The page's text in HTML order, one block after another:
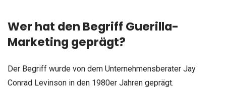
Wer hat den Begriff Guerilla-
Marketing geprägt?
Der Begriff wurde von dem Unternehmensberater Jay
Conrad Levinson in den 1980er Jahren geprägt.